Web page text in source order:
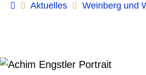
Aktuelles Weinberg und